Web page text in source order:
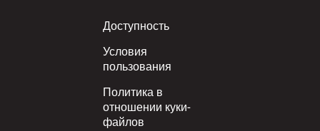
Footer
Доступность
Условия
пользования
Политика в
отношении куки-
файлов